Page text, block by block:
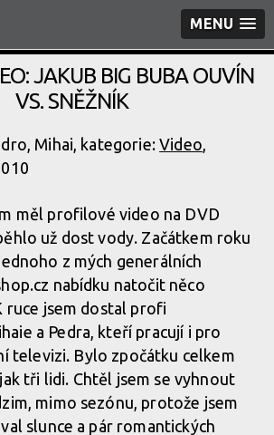
MENU
JAKUB BIG BUBA OUVÍN
VS. SNĚŽNÍK
Mihai, kategorie:Video,
měl profilové video na DVD
už dost vody. Začátkem roku
z mých generálních
nabídku natočit něco
ruce jsem dostal profi
a Pedra, kteří pracují i pro
televizi. Bylo zpočátku celkem
tři lidi. Chtěl jsem se vyhnout
mimo sezónu, protože jsem
slunce a pár romantických